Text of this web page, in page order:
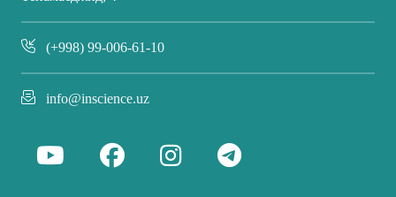
(+998) 99-006-61-10
info@inscience.uz